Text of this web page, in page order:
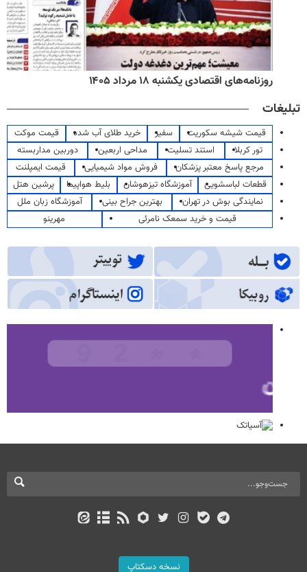
روزنامه‌های اقتصادی یکشنبه ۱۸ مرداد ۱۴۰۵
تبلیغات
قیمت شیشه سکوریت سفیر خرید طلای آب شده
قیمت موکت
تور کربلا
استند تسلیت مداحی اربعین
دوربین مداربسته
مرجع پاسخ معتبر پزشکان
فروش مواد شیمیایی
قیمت ایمپلنت
قطعات لباسشویی
آموزشگاه تیزهوشان بلیط هواپیما
پرشین هتل
نمایندگی بوش در تهران
بهترین جراح بینی
آموزشگاه زبان ملل
قیمت و خرید سمعک نامرئی
مهرینو
نسخه دسکتاپ